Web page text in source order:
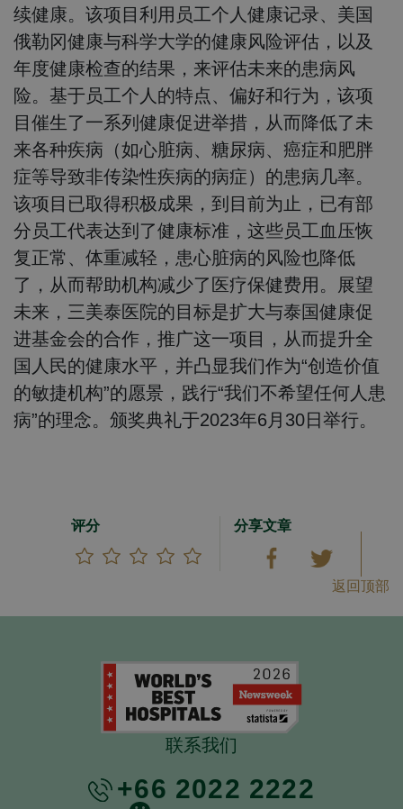
续健康。该项目利用员工个人健康记录、美国
俄勒冈健康与科学大学的健康风险评估，以及
年度健康检查的结果，来评估未来的患病风
险。基于员工个人的特点、偏好和行为，该项
目催生了一系列健康促进举措，从而降低了未
来各种疾病（如心脏病、糖尿病、癌症和肥胖
症等导致非传染性疾病的病症）的患病几率。
该项目已取得积极成果，到目前为止，已有部
分员工代表达到了健康标准，这些员工血压恢
复正常、体重减轻，患心脏病的风险也降低
了，从而帮助机构减少了医疗保健费用。展望
未来，三美泰医院的目标是扩大与泰国健康促
进基金会的合作，推广这一项目，从而提升全
国人民的健康水平，并凸显我们作为“创造价值
的敏捷机构”的愿景，践行“我们不希望任何人患
病”的理念。颁奖典礼于2023年6月30日举行。
评分 分享文章
返回顶部
联系我们
+66 2022 2222